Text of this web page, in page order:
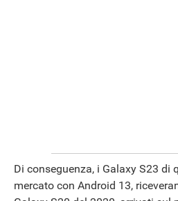
Di conseguenza, i Galaxy S23 di
mercato con Android 13,